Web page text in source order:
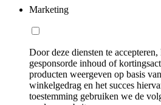
Marketing
Door deze diensten te
gesponsorde inhoud of
producten weergeven op basis
winkelgedrag en het succes
toestemming gebruiken we de